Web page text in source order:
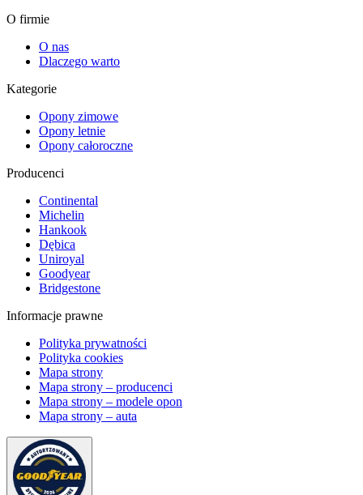
O firmie
O nas
Dlaczego warto
Kategorie
Opony zimowe
Opony letnie
Opony całoroczne
Producenci
Continental
Michelin
Hankook
Dębica
Uniroyal
Goodyear
Bridgestone
Informacje prawne
Polityka prywatności
Polityka cookies
Mapa strony
Mapa strony – producenci
Mapa strony – modele opon
Mapa strony – auta